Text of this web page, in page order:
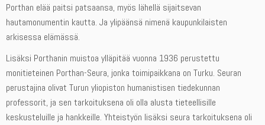
Porthan elää paitsi patsaansa, myös lähellä sijaitsevan
hautamonumentin kautta. Ja ylipäänsä nimenä kaupunkilaisten
arkisessa elämässä.
Lisäksi Porthanin muistoa ylläpitää vuonna 1936 perustettu
monitieteinen Porthan-Seura, jonka toimipaikkana on Turku. Seuran
perustajina olivat Turun yliopiston humanistisen tiedekunnan
professorit, ja sen tarkoituksena oli olla alusta tieteellisille
keskusteluille ja hankkeille. Yhteistyön lisäksi seura tarkoituksena oli